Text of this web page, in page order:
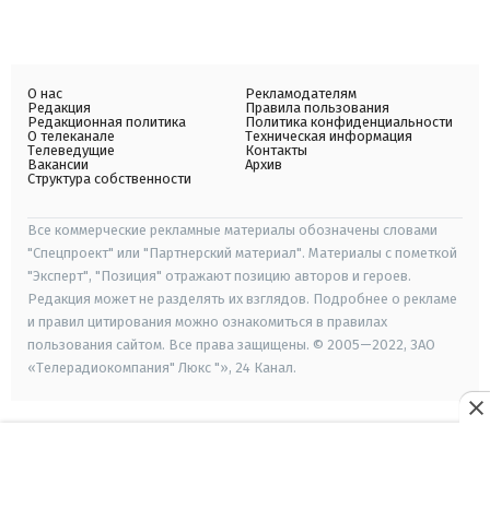
О нас
Редакция
Редакционная политика
О телеканале
Телеведущие
Вакансии
Структура собственности
Рекламодателям
Правила пользования
Политика конфиденциальности
Техническая информация
Контакты
Архив
Все коммерческие рекламные материалы обозначены словами
"Спецпроект" или "Партнерский материал". Материалы с пометкой
"Эксперт", "Позиция" отражают позицию авторов и героев.
Редакция может не разделять их взглядов. Подробнее о рекламе
и правил цитирования можно ознакомиться в правилах
пользования сайтом. Все права защищены. © 2005—2022, ЗАО
«Телерадиокомпания" Люкс "», 24 Канал.